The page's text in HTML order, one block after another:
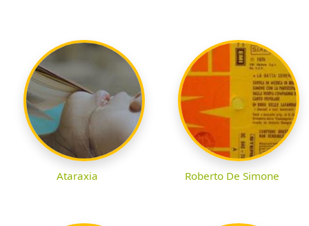
Ataraxia Roberto De Simone